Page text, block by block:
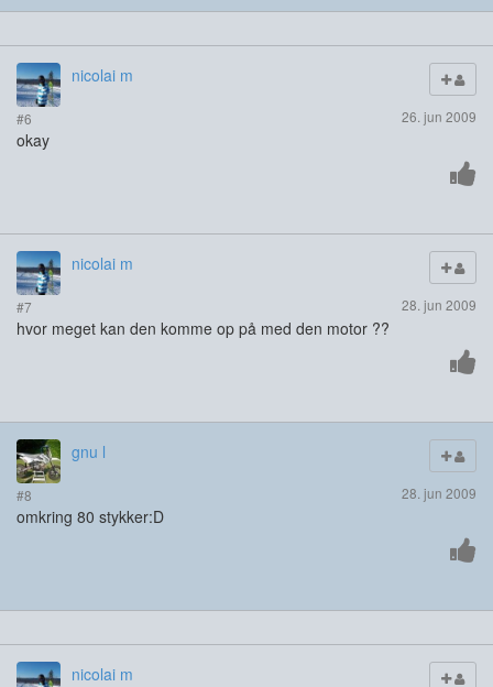
nicolai m
#6 26. jun 2009
okay
nicolai m
#7 28. jun 2009
hvor meget kan den komme op på med den motor ??
gnu l
#8 28. jun 2009
omkring 80 stykker:D
nicolai m